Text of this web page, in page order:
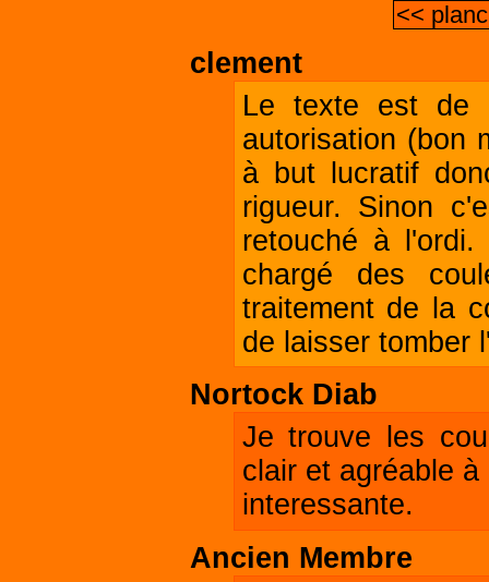
<<
clement
Le texte est de
autorisation (bon
à but lucratif
rigueur. Sinon
retouché à
chargé des
traitement de la
de laisser tomber
Nortock Diab
Je trouve les
clair et agréable
interessante.
Ancien Membre